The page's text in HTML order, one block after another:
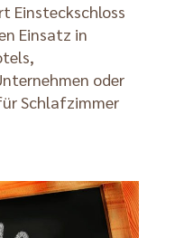
Einsteckschloss
Einsatz in
oder
Schlafzimmer